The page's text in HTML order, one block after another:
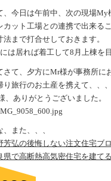
、今日は午前中、次の現場
カット工場との連携で出来る
法まで打合せしておきます。
は居れば着工して8月上棟を
さて、夕方にMr様が事務所に
り旅行のお土産を携えて、、
、ありがとうございました。
、また、、、
芳弘の後悔しない注文住宅ブ
県で高断熱高気密住宅を建て